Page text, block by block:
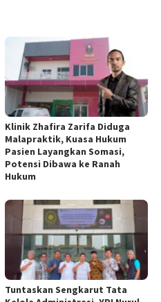
Klinik Zhafira Zarifa Diduga
Malapraktik, Kuasa Hukum
Pasien Layangkan Somasi,
Potensi Dibawa ke Ranah
Hukum
Tuntaskan Sengkarut Tata